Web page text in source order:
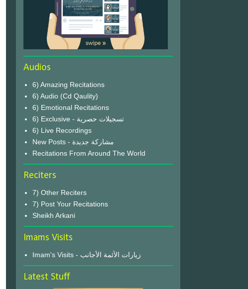
Audios
6) Amazing Recitations
6) Audio (Cd Qaulity)
6) Emotional Recitations
6) Exclusive - تسجيلات حصرية
6) Live Recordings
New Posts - مشاركة جديدة
Recitations From Around The World
Reciters
7) Other Reciters
7) Post Your Recitations
Sheikh Arkani
Imams Visits
Imam's Visits - زيارات الأئمة الأجانب
Latest Stuff